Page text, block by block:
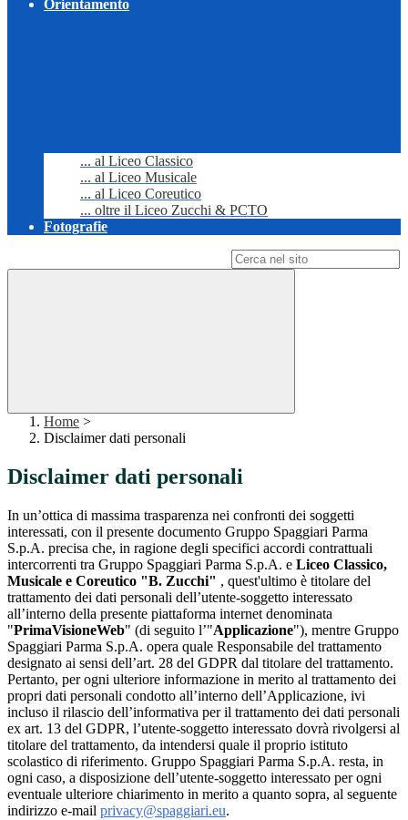
Orientamento
... al Liceo Classico
... al Liceo Musicale
... al Liceo Coreutico
... oltre il Liceo Zucchi & PCTO
Fotografie
Home >
Disclaimer dati personali
Disclaimer dati personali
In un’ottica di massima trasparenza nei confronti dei soggetti
interessati, con il presente documento Gruppo Spaggiari Parma
S.p.A. precisa che, in ragione degli specifici accordi contrattuali
intercorrenti tra Gruppo Spaggiari Parma S.p.A. e Liceo Classico,
Musicale e Coreutico "B. Zucchi" , quest'ultimo è titolare del
trattamento dei dati personali dell’utente-soggetto interessato
all’interno della presente piattaforma internet denominata
"PrimaVisioneWeb" (di seguito l’"Applicazione"), mentre Gruppo
Spaggiari Parma S.p.A. opera quale Responsabile del trattamento
designato ai sensi dell’art. 28 del GDPR dal titolare del trattamento.
Pertanto, per ogni ulteriore informazione in merito al trattamento dei
propri dati personali condotto all’interno dell’Applicazione, ivi
incluso il rilascio dell’informativa per il trattamento dei dati personali
ex art. 13 del GDPR, l’utente-soggetto interessato dovrà rivolgersi al
titolare del trattamento, da intendersi quale il proprio istituto
scolastico di riferimento. Gruppo Spaggiari Parma S.p.A. resta, in
ogni caso, a disposizione dell’utente-soggetto interessato per ogni
eventuale ulteriore chiarimento in merito a quanto sopra, al seguente
indirizzo e-mail privacy@spaggiari.eu.